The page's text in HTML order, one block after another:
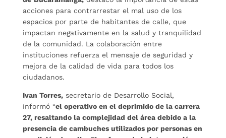
acciones para contrarrestar el mal uso de los
espacios por parte de habitantes de calle, que
impactan negativamente en la salud y tranquilidad
de la comunidad. La colaboración entre
instituciones refuerza el mensaje de seguridad y
mejora de la calidad de vida para todos los
ciudadanos.
Ivan Torres,secretario de Desarrollo Social,
informó “el operativo en el deprimido de la carrera
27, resaltando la complejidad del área debido a la
presencia de cambuches utilizados por personas en